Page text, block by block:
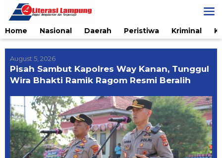
content
Home
Nasional Daerah Peristiwa Kriminal
August 5, 2026
Pisah Sambut Kapolres Way Kanan, Tunggul
Wira Bhakti Ramik Ragom Resmi Beralih